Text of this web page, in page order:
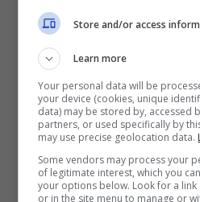
sua vita privata.
figli: Niccolò e
Bettarini e Caterina che
inizialmente in affido e
modo il maggiore è
venticinquenne che ha
professione di personal
qualche anno fa è
Store and/or access
Learn more
Your personal data will be
your device (cookies, unique
data) may be stored by, accessed
partners, or used specifically by
may use precise geolocation data.
Some vendors may process your
of legitimate interest, which you
your options below. Look for a
or in the site menu to manage or